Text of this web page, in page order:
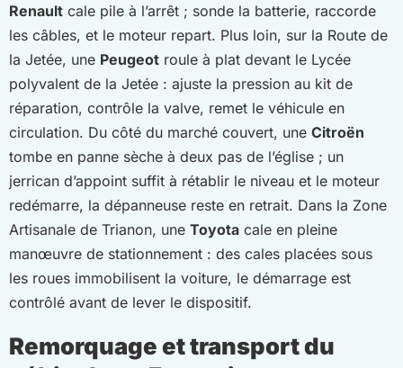
Renault cale pile à l’arrêt ; sonde la batterie, raccorde
les câbles, et le moteur repart. Plus loin, sur la Route de
la Jetée, une Peugeot roule à plat devant le Lycée
polyvalent de la Jetée : ajuste la pression au kit de
réparation, contrôle la valve, remet le véhicule en
circulation. Du côté du marché couvert, une Citroën
tombe en panne sèche à deux pas de l’église ; un
jerrican d’appoint suffit à rétablir le niveau et le moteur
redémarre, la dépanneuse reste en retrait. Dans la Zone
Artisanale de Trianon, une Toyota cale en pleine
manœuvre de stationnement : des cales placées sous
les roues immobilisent la voiture, le démarrage est
contrôlé avant de lever le dispositif.
Remorquage et transport du